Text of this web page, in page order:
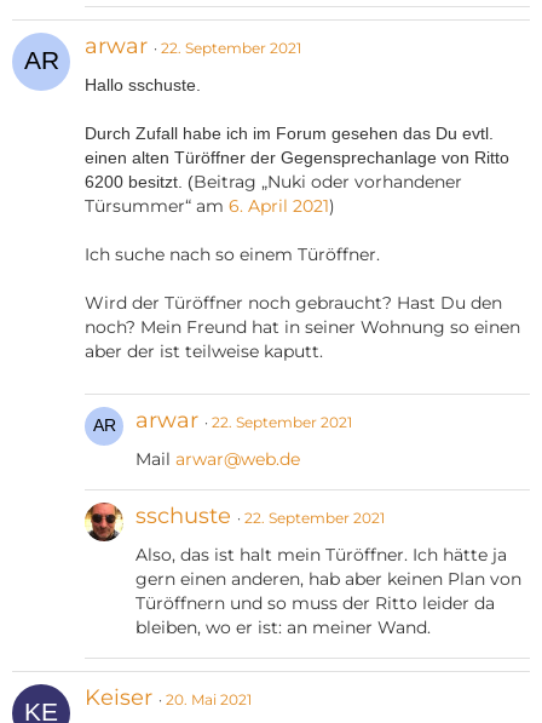
arwar 22. September 2021
Hallo sschuste.
Durch Zufall habe ich im Forum gesehen das Du evtl.
einen alten Türöffner der Gegensprechanlage von Ritto
6200 besitzt. (Beitrag „Nuki oder vorhandener
Türsummer“ am 6. April 2021)
Ich suche nach so einem Türöffner.
Wird der Türöffner noch gebraucht? Hast Du den
noch? Mein Freund hat in seiner Wohnung so einen
aber der ist teilweise kaputt.
arwar 22. September 2021
Mail arwar@web.de
sschuste 22. September 2021
Also, das ist halt mein Türöffner. Ich hätte ja
gern einen anderen, hab aber keinen Plan von
Türöffnern und so muss der Ritto leider da
bleiben, wo er ist: an meiner Wand.
Keiser 20. Mai 2021